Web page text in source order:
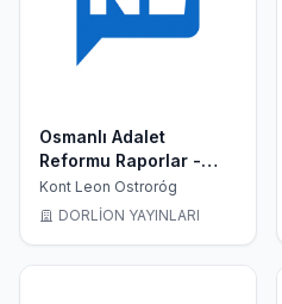
Osmanlı Adalet
Reformu Raporlar -
Gerekçeli Kararlar
Kont Leon Ostroróg
DORLİON YAYINLARI